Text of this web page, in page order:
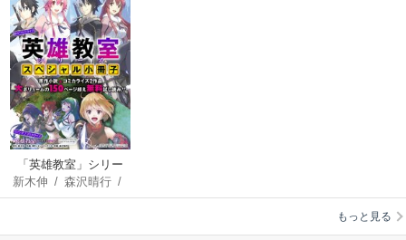
「英雄教室」シリー
ズ スペシャル小冊子
新木伸 /森沢晴行 /
岸田こあら/満月シ
もっと見る